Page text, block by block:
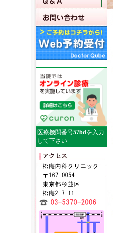
医療機関番号57bdを入力
して下さい